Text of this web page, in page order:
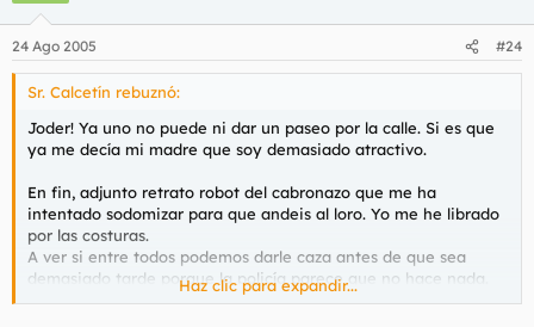
24 Ago 2005 #24
Sr. Calcetín rebuznó:
Joder! Ya uno no puede ni dar un paseo por la calle. Si es que
ya me decía mi madre que soy demasiado atractivo.
En fin, adjunto retrato robot del cabronazo que me ha
intentado sodomizar para que andeis al loro. Yo me he librado
por las costuras.
A ver si entre todos podemos darle caza antes de que sea
demasiado tarde porque la policía parece que no hace nada.
Haz clic para expandir...